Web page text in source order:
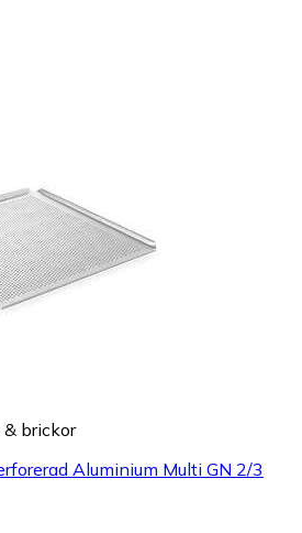
brickor
Aluminium Multi GN 2/3